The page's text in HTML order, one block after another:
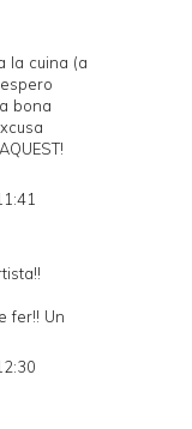
la cuina (a
bona
fer!! Un